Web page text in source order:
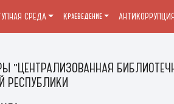
"ЦЕНТРАЛИЗОВАННАЯ
РЕСПУБЛИКИ
СРЕДА Краеведение АНТИКОРРУПЦИЯ